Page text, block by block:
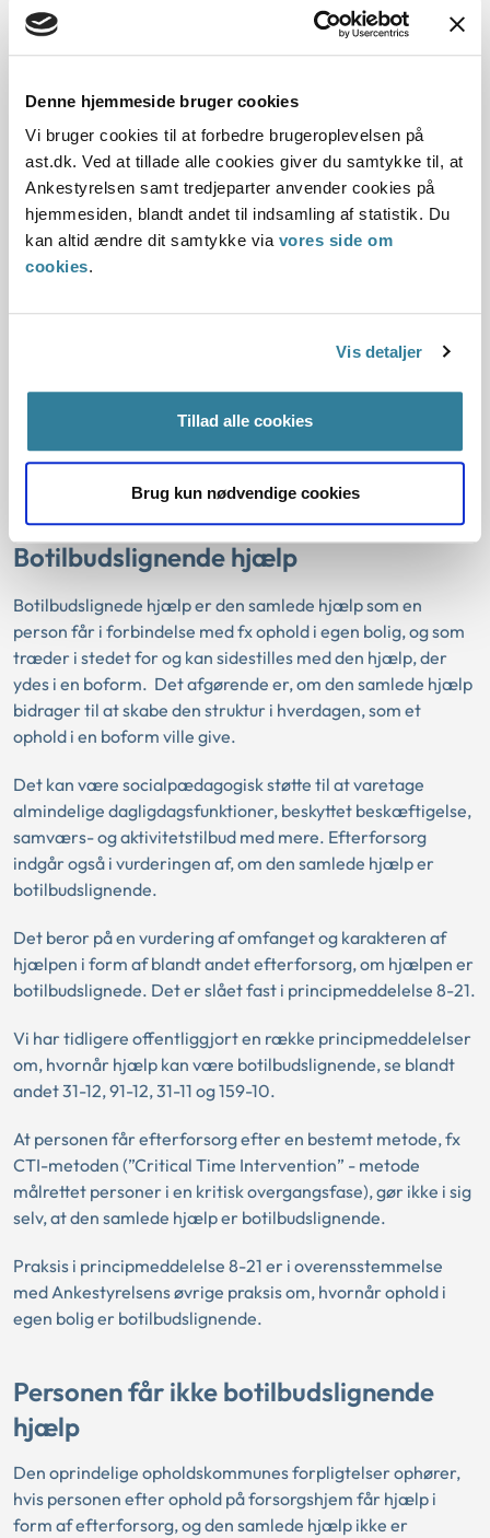
Denne hjemmeside bruger cookies
Vi bruger cookies til at forbedre brugeroplevelsen på
ast.dk. Ved at tillade alle cookies giver du samtykke til, at
Ankestyrelsen samt tredjeparter anvender cookies på
hjemmesiden, blandt andet til indsamling af statistik. Du
kan altid ændre dit samtykke via vores side om
cookies.
Vis detaljer
Tillad alle cookies
Brug kun nødvendige cookies
andre love består, så længe personen har ophold i
det pågældende tilbud, et tilsvarende botilbud eller
et veterantilbud. Hvis personen har haft ophold på et
erhverver ny opholdskommune.
Det fremgår af retssikkerhedslovens § 9, stk. 8, og §
9 c, stk. 10.
Tilsvarende botilbud er de tilbud, der fremgår af
retssikkerhedslovens § 9, stk. 7, og stk. 9.
Tilsvarende botilbud kan være ophold i egen bolig,
med ophold i fx midlertidigt eller længerevarende
botilbud. Læs om botilbudslignende hjælp i næste
Se retssikkerhedslovens § 9 og § 9 c
Botilbudslignende hjælp
Botilbudslignede hjælp er den samlede hjælp som en
person får i forbindelse med fx ophold i egen bolig, og som
træder i stedet for og kan sidestilles med den hjælp, der
ydes i en boform. Det afgørende er, om den samlede hjælp
bidrager til at skabe den struktur i hverdagen, som et
ophold i en boform ville give.
Det kan være socialpædagogisk støtte til at varetage
almindelige dagligdagsfunktioner, beskyttet beskæftigelse,
samværs- og aktivitetstilbud med mere. Efterforsorg
indgår også i vurderingen af, om den samlede hjælp er
botilbudslignende.
Det beror på en vurdering af omfanget og karakteren af
hjælpen i form af blandt andet efterforsorg, om hjælpen er
botilbudslignede. Det er slået fast i principmeddelelse 8-21.
Vi har tidligere offentliggjort en række principmeddelelser
om, hvornår hjælp kan være botilbudslignende, se blandt
andet31-12,91-12,31-11 og159-10.
At personen får efterforsorg efter en bestemt metode, fx
CTI-metoden (”Critical Time Intervention” - metode
målrettet personer i en kritisk overgangsfase), gør ikke i sig
selv, at den samlede hjælp er botilbudslignende.
Praksis i principmeddelelse 8-21 er i overensstemmelse
med Ankestyrelsens øvrige praksis om, hvornår ophold i
egen bolig er botilbudslignende.
Personen får ikke botilbudslignende
hjælp
Den oprindelige opholdskommunes forpligtelser ophører,
hvis personen efter ophold på forsorgshjem får hjælp i
form af efterforsorg, og den samlede hjælp ikke er